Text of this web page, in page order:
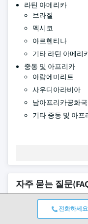
전화하세요
라틴 아메리카
브라질
멕시코
아르헨티나
기타 라틴 아메리
중동 및 아프리카
아랍에미리트
사우디아라비아
남아프리카공화국
기타 중동 및 아프
자주 묻는 질문
2024년 발효 단
얼마였습니까?